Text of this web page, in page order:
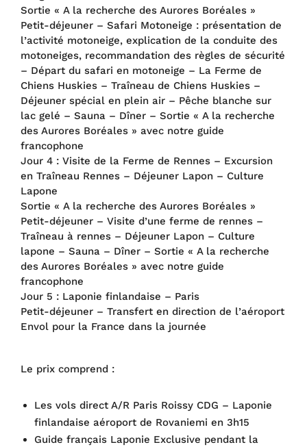
Sortie « A la recherche des Aurores Boréales »
Petit-déjeuner – Safari Motoneige : présentation de
l’activité motoneige, explication de la conduite des
motoneiges, recommandation des règles de sécurité
– Départ du safari en motoneige – La Ferme de
Chiens Huskies – Traîneau de Chiens Huskies –
Déjeuner spécial en plein air – Pêche blanche sur
lac gelé – Sauna – Dîner – Sortie « A la recherche
des Aurores Boréales » avec notre guide
francophone
Jour 4 : Visite de la Ferme de Rennes – Excursion
en Traîneau Rennes – Déjeuner Lapon – Culture
Lapone
Sortie « A la recherche des Aurores Boréales »
Petit-déjeuner – Visite d’une ferme de rennes –
Traîneau à rennes – Déjeuner Lapon – Culture
lapone – Sauna – Dîner – Sortie « A la recherche
des Aurores Boréales » avec notre guide
francophone
Jour 5 : Laponie finlandaise – Paris
Petit-déjeuner – Transfert en direction de l’aéroport
Envol pour la France dans la journée
Le prix comprend :
Les vols direct A/R Paris Roissy CDG – Laponie
finlandaise aéroport de Rovaniemi en 3h15
Guide français Laponie Exclusive pendant la